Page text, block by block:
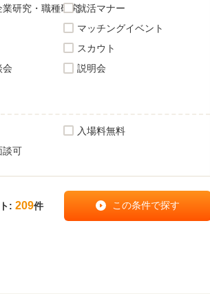
研究・職種研究就活マナー
マッチングイベント
スカウト
会
説明会
入場料無料
談可
: 209件